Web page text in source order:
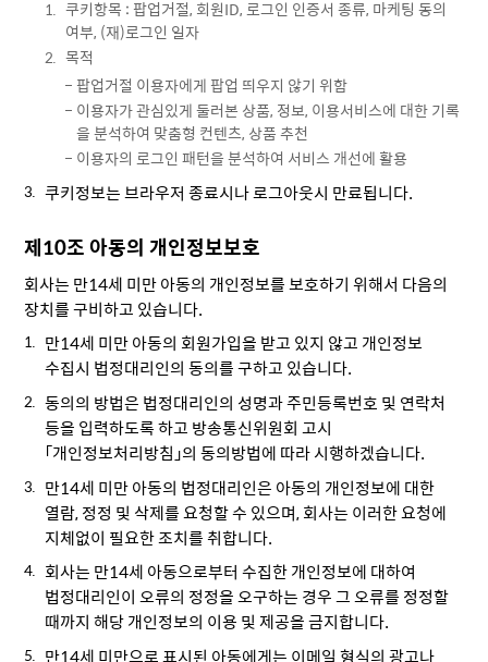
쿠키항목 : 팝업거절, 회원ID, 로그인 인증서 종류, 마케팅 동의
여부, (재)로그인 일자
목적
팝업거절 이용자에게 팝업 띄우지 않기 위함
이용자가 관심있게 둘러본 상품, 정보, 이용서비스에 대한 기록
을 분석하여 맞춤형 컨텐츠, 상품 추천
이용자의 로그인 패턴을 분석하여 서비스 개선에 활용
쿠키정보는 브라우저 종료시나 로그아웃시 만료됩니다.
제10조 아동의 개인정보보호
회사는 만14세 미만 아동의 개인정보를 보호하기 위해서 다음의
장치를 구비하고 있습니다.
만14세 미만 아동의 회원가입을 받고 있지 않고 개인정보
수집시 법정대리인의 동의를 구하고 있습니다.
동의의 방법은 법정대리인의 성명과 주민등록번호 및 연락처
등을 입력하도록 하고 방송통신위원회 고시
「개인정보처리방침」의 동의방법에 따라 시행하겠습니다.
만14세 미만 아동의 법정대리인은 아동의 개인정보에 대한
열람, 정정 및 삭제를 요청할 수 있으며, 회사는 이러한 요청에
지체없이 필요한 조치를 취합니다.
회사는 만14세 아동으로부터 수집한 개인정보에 대하여
법정대리인이 오류의 정정을 오구하는 경우 그 오류를 정정할
때까지 해당 개인정보의 이용 및 제공을 금지합니다.
만14세 미만으로 표시된 아동에게는 이메일 형식의 광고나